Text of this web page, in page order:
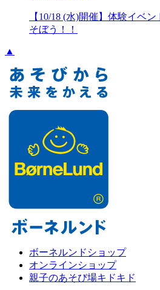
【10/18 (水)開催】体験イベ
そぼう！！
▲
ボーネルンドショップ
オンラインショップ
親子のあそび場キドキド